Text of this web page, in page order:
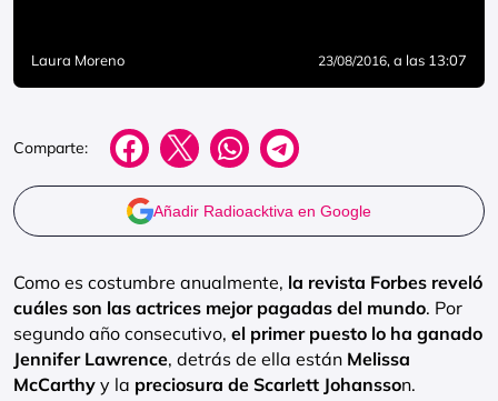
Laura Moreno 23/08/2016, a las 13:07
Comparte:
Añadir Radioacktiva en Google
Como es costumbre anualmente, la revista Forbes reveló
cuáles son las actrices mejor pagadas del mundo. Por
segundo año consecutivo, el primer puesto lo ha ganado
Jennifer Lawrence, detrás de ella están Melissa
McCarthy y la preciosura de Scarlett Johansson.